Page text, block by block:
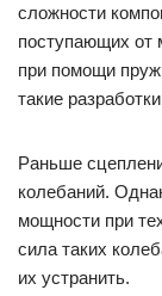
сложности
поступающих от
при помощи
такие
Раньше
колебаний.
мощности при
сила таких
их устранить.